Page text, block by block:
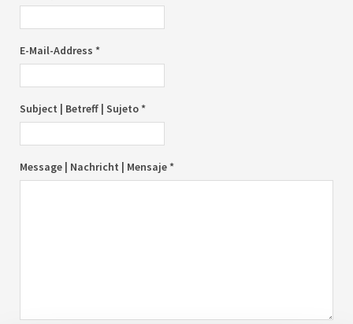
E-Mail-Address *
Subject | Betreff | Sujeto *
Message | Nachricht | Mensaje *